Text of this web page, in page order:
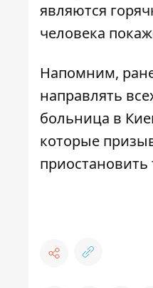
являются
человека
Напомним,
направлять
больница в
которые